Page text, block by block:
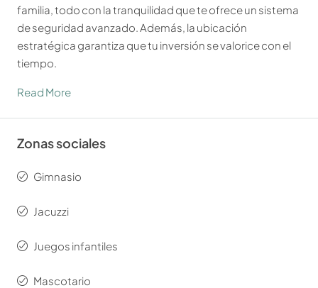
familia, todo con la tranquilidad que te ofrece un sistema
de seguridad avanzado. Además, la ubicación
estratégica garantiza que tu inversión se valorice con el
tiempo.
Read More
Zonas sociales
Gimnasio
Jacuzzi
Juegos infantiles
Mascotario